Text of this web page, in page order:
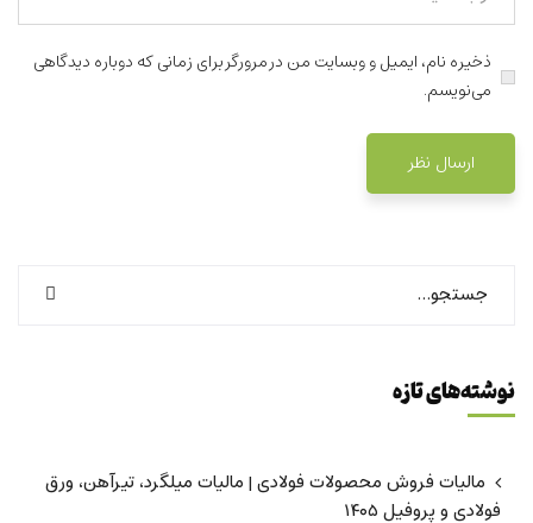
ذخیره نام، ایمیل و وبسایت من در مرورگر برای زمانی که دوباره دیدگاهی
می‌نویسم.
نوشته‌های تازه
مالیات فروش محصولات فولادی | مالیات میلگرد، تیرآهن، ورق
فولادی و پروفیل ۱۴۰۵